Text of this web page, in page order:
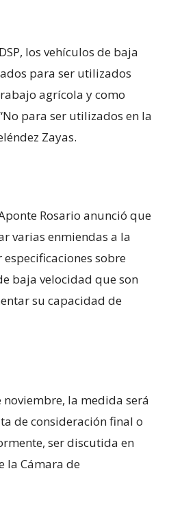
los vehículos de baja
para ser utilizados
agrícola y como
para ser utilizados en la
Zayas.
Rosario anunció que
varias enmiendas a la
sobre
baja velocidad que son
su capacidad de
noviembre, la medida será
de consideración final o
ser discutida en
la Cámara de